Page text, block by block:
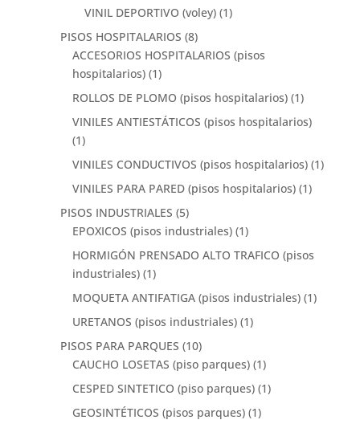
VINIL DEPORTIVO (voley) (1)
PISOS HOSPITALARIOS (8)
ACCESORIOS HOSPITALARIOS (pisos
hospitalarios) (1)
ROLLOS DE PLOMO (pisos hospitalarios) (1)
VINILES ANTIESTÁTICOS (pisos hospitalarios)
(1)
VINILES CONDUCTIVOS (pisos hospitalarios) (1)
VINILES PARA PARED (pisos hospitalarios) (1)
PISOS INDUSTRIALES (5)
EPOXICOS (pisos industriales) (1)
HORMIGÓN PRENSADO ALTO TRAFICO (pisos
industriales) (1)
MOQUETA ANTIFATIGA (pisos industriales) (1)
URETANOS (pisos industriales) (1)
PISOS PARA PARQUES (10)
CAUCHO LOSETAS (piso parques) (1)
CESPED SINTETICO (piso parques) (1)
GEOSINTÉTICOS (pisos parques) (1)